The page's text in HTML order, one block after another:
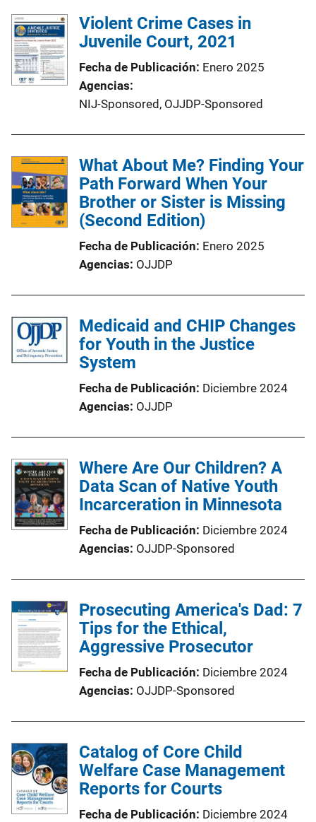
Violent Crime Cases in
Juvenile Court, 2021
Fecha de Publicación Enero 2025
Agencias
NIJ-Sponsored, OJJDP-Sponsored
What About Me? Finding Your
Path Forward When Your
Brother or Sister is Missing
(Second Edition)
Fecha de Publicación Enero 2025
Agencias OJJDP
Medicaid and CHIP Changes
for Youth in the Justice
System
Fecha de Publicación Diciembre 2024
Agencias OJJDP
Where Are Our Children? A
Data Scan of Native Youth
Incarceration in Minnesota
Fecha de Publicación Diciembre 2024
Agencias OJJDP-Sponsored
Prosecuting America's Dad: 7
Tips for the Ethical,
Aggressive Prosecutor
Fecha de Publicación Diciembre 2024
Agencias OJJDP-Sponsored
Catalog of Core Child
Welfare Case Management
Reports for Courts
Fecha de Publicación Diciembre 2024